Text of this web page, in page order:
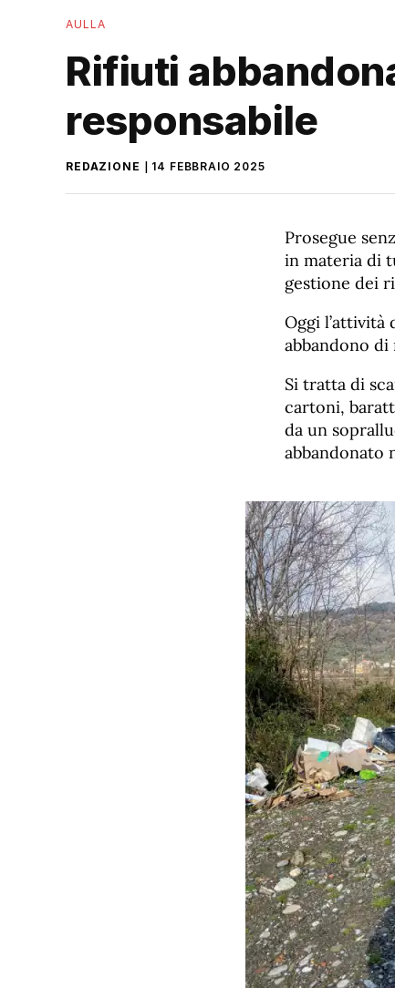
AULLA
Rifiuti
responsabile
REDAZIONE 14 FEBBRAIO 2025
Prosegue
in materia di
gestione dei
Oggi
abbandono
Si tratta di
cartoni,
da un
abbandonato